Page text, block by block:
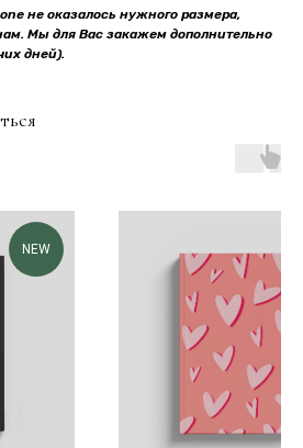
не оказалось нужного размера,
Мы для Вас закажем дополнительно
дней).
NEW